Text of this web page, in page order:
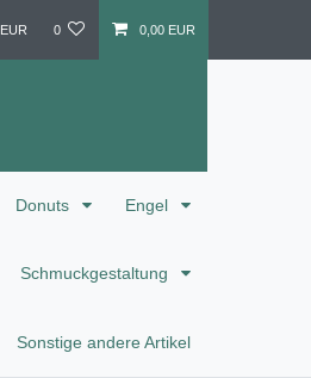
EUR 0 0,00 EUR
Donuts Engel
Schmuckgestaltung
Sonstige andere Artikel